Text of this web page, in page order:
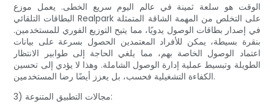
الوقت هو سلعة ثمينة في عالم اليوم سريع الخطى. يعمل موزع
البطاقات التلقائي Realpark على التخلص من المهمة الشاقة المتمثلة
في إصدار بطاقات الوصول يدويًا، مما يتيح التوزيع الفوري للمستخدمين.
بنقرة بسيطة، يمكن للأفراد المعتمدين الحصول بسرعة على بيانات
اعتماد الوصول الخاصة بهم، مما يلغي الحاجة إلى طوابير الانتظار
الطويلة وتبسيط عملية إدارة الوصول الشاملة. وهذا لا يؤدي إلى تحسين
الكفاءة التشغيلية فحسب، بل يعزز أيضًا رضا المستخدمين.
3) مجالات التطبيق المتنوعة: